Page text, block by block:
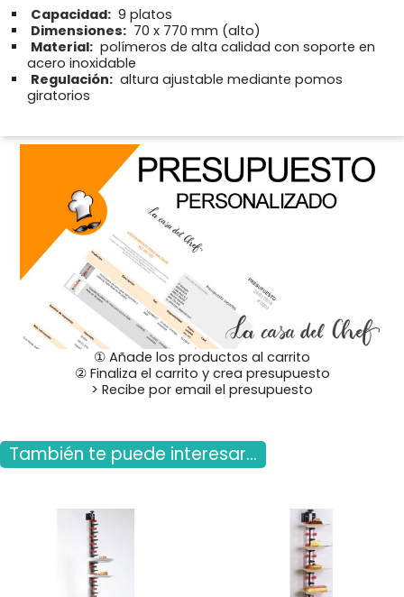
Capacidad: 9 platos
Dimensiones: 70 x 770 mm (alto)
Material: polímeros de alta calidad con soporte en
acero inoxidable
Regulación: altura ajustable mediante pomos
giratorios
① Añade los productos al carrito
② Finaliza el carrito y crea presupuesto
> Recibe por email el presupuesto
También te puede interesar...